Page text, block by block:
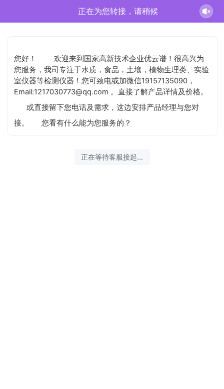
正在为您转接，请稍候
您好！
欢迎来到国家高新技术企业优云谱！很高兴为
您服务，我司专注于水质，食品，土壤，植物生理类、实验
室仪器等检测仪器！您可致电或加微信19157135090，
Email:1217030773@qq.com 。直接了解产品详情及价格。
或直接留下您电话及需求，这边安排产品经理与您对
接。
您看有什么能为您服务的？
正在等待客服接起...